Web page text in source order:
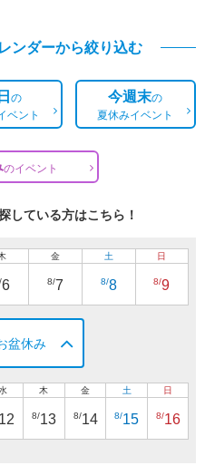
ンダーから絞り込む
の
ベント
今週末の
夏休みイベント
のイベント
している方はこちら！
6
金
8/7
土
8/8
日
8/9
盆休み
12
木
8/13
金
8/14
土
8/15
日
8/16